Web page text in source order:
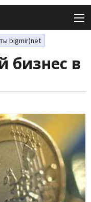
bigmir)net
бизнес в